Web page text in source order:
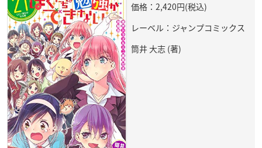
価格：2,420円(税込)
レーベル：ジャンプコミックス
筒井 大志 (著)